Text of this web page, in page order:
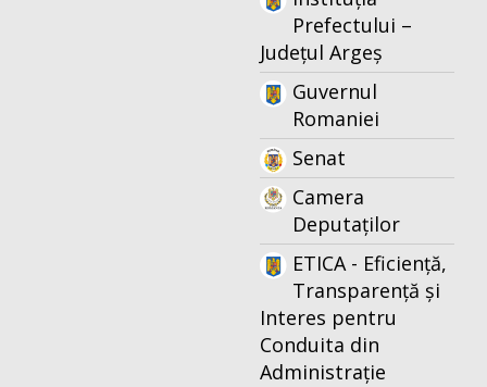
Prefectului –
Județul Argeș
Guvernul
Romaniei
Senat
Camera
Deputaților
ETICA - Eficiență,
Transparență și
Interes pentru
Conduita din
Administrație